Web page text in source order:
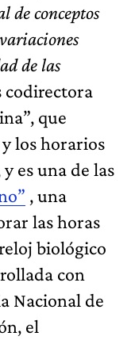
de conceptos
de las
codirectora
que
los horarios
es una de las
, una
las horas
biológico
con
Nacional de
el